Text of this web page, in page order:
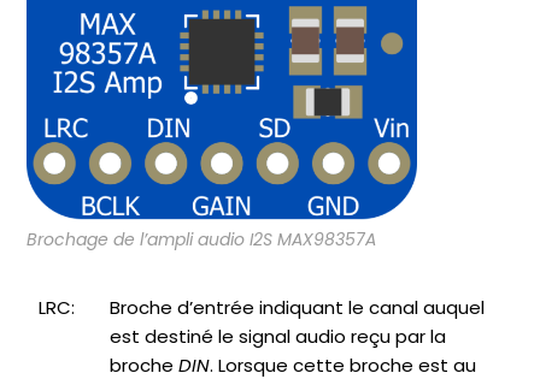
Brochage de l’ampli audio I2S MAX98357A
LRC:
Broche d’entrée indiquant le canal auquel
est destiné le signal audio reçu par la
brocheDIN. Lorsque cette broche est au